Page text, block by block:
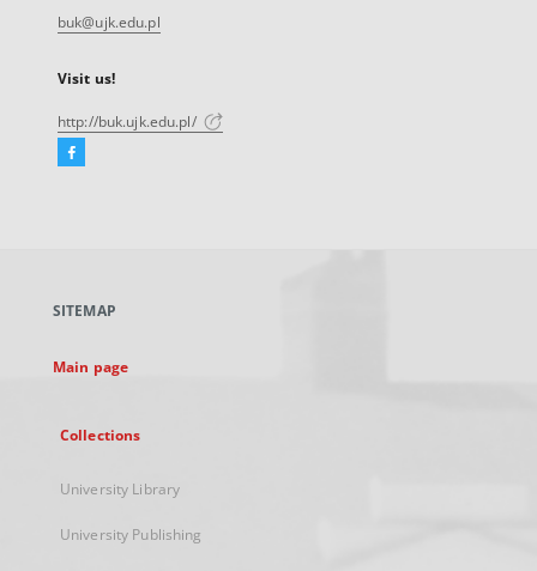
buk@ujk.edu.pl
Visit us!
http://buk.ujk.edu.pl/
Facebook
new
SITEMAP
Main page
Collections
University Library
University Publishing